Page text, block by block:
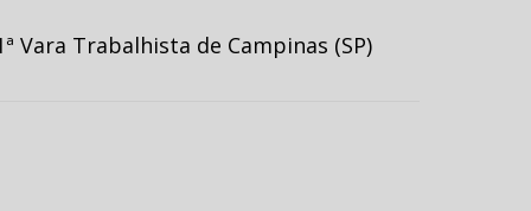
Trabalhista de Campinas (SP)